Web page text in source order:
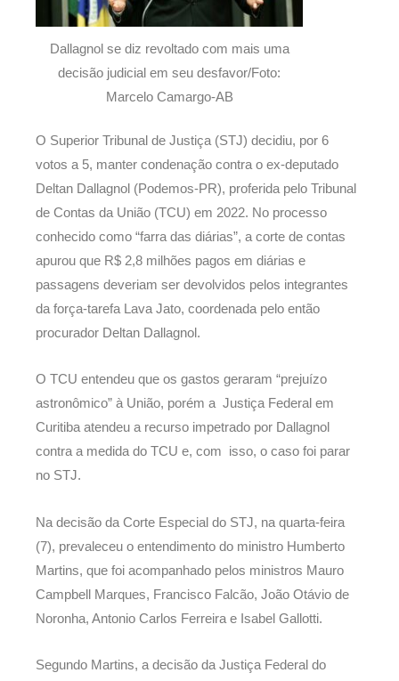
Dallagnol se diz revoltado com mais uma
decisão judicial em seu desfavor/Foto:
Marcelo Camargo-AB
O Superior Tribunal de Justiça (STJ) decidiu, por 6
votos a 5, manter condenação contra o ex-deputado
Deltan Dallagnol (Podemos-PR), proferida pelo Tribunal
de Contas da União (TCU) em 2022. No processo
conhecido como “farra das diárias”, a corte de contas
apurou que R$ 2,8 milhões pagos em diárias e
passagens deveriam ser devolvidos pelos integrantes
da força-tarefa Lava Jato, coordenada pelo então
procurador Deltan Dallagnol.
O TCU entendeu que os gastos geraram “prejuízo
astronômico” à União, porém a Justiça Federal em
Curitiba atendeu a recurso impetrado por Dallagnol
contra a medida do TCU e, com isso, o caso foi parar
no STJ.
Na decisão da Corte Especial do STJ, na quarta-feira
(7), prevaleceu o entendimento do ministro Humberto
Martins, que foi acompanhado pelos ministros Mauro
Campbell Marques, Francisco Falcão, João Otávio de
Noronha, Antonio Carlos Ferreira e Isabel Gallotti.
Segundo Martins, a decisão da Justiça Federal do